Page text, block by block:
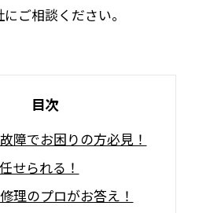
ご相談ください。
目次
障でお困りの方必見！
せられる！
理のプロがお答え！